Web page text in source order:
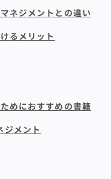
ネジメントとの違い
るメリット
めにおすすめの書籍
ジメント